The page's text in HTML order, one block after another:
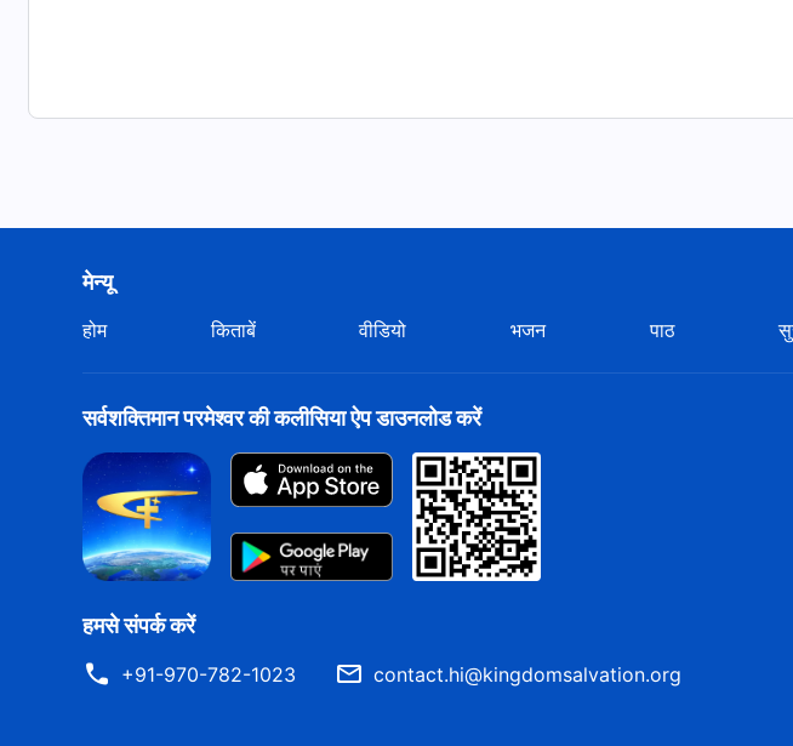
मेन्यू
होम किताबें वीडियो भजन पाठ
सर्वशक्तिमान परमेश्वर की कलीसिया ऐप डाउनलोड करें
हमसे संपर्क करें
+91-970-782-1023 contact.hi@kingdomsalvation.org